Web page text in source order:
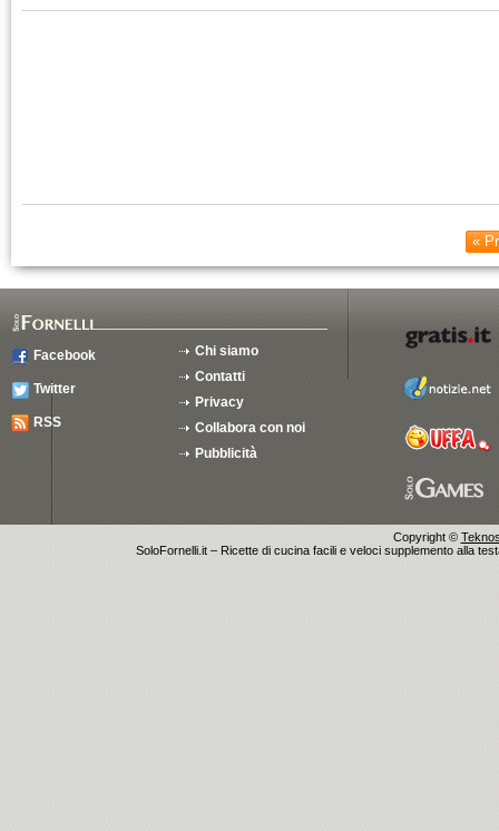
«
Facebook
Twitter
RSS
Chi siamo
Contatti
Privacy
Collabora con noi
Pubblicità
Copyright ©
SoloFornelli.it – Ricette di cucina facili e veloci supplemento alla